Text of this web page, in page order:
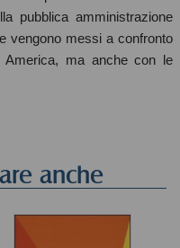
pubblica amministrazione
vengono messi a confronto
ma anche con le
anche